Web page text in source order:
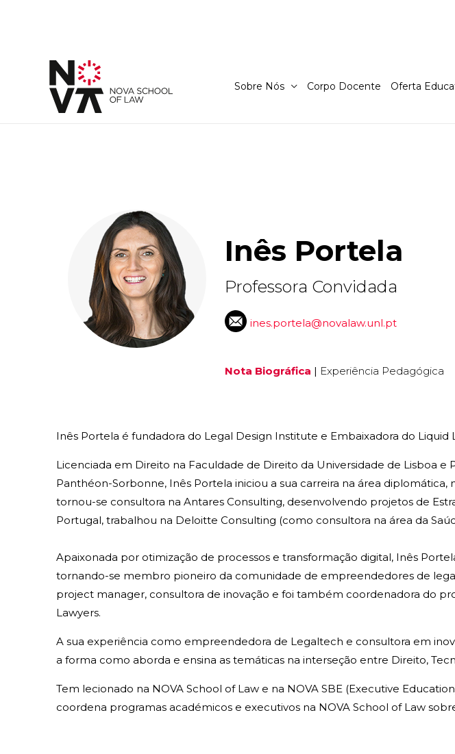
Sobre Nós Corpo Docente Oferta
Inês Portela
Professora Convidada
ines.portela@novalaw.unl.pt
Nota Biográfica | Experiência Pedagógica
Inês Portela é fundadora do Legal Design Institute e Embaixadora do Liquid
Licenciada em Direito na Faculdade de Direito da Universidade de Lisboa e
Panthéon-Sorbonne, Inês Portela iniciou a sua carreira na área
tornou-se consultora na Antares Consulting, desenvolvendo projetos de
Portugal, trabalhou na Deloitte Consulting (como consultora na área da
Apaixonada por otimização de processos e transformação digital, Inês
tornando-se membro pioneiro da comunidade de empreendedores de
project manager, consultora de inovação e foi também coordenadora do
Lawyers.
A sua experiência como empreendedora de Legaltech e consultora em
a forma como aborda e ensina as temáticas na interseção entre Direito,
Tem lecionado na NOVA School of Law e na NOVA SBE (Executive
coordena programas académicos e executivos na NOVA School of Law